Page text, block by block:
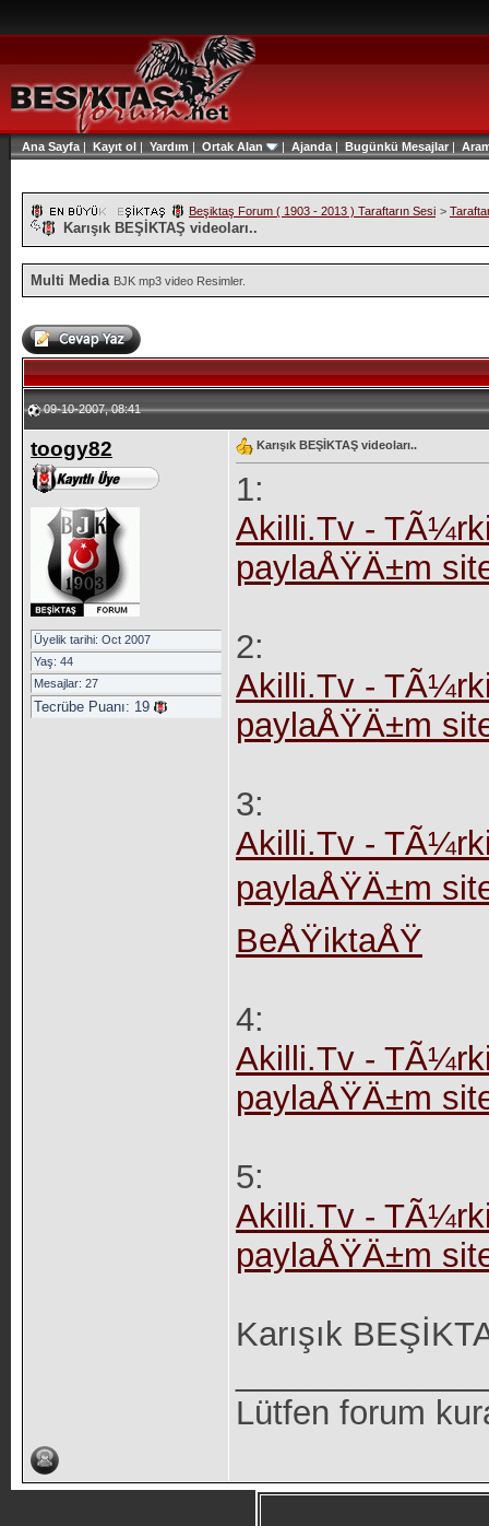
Ana Sayfa | Kayıt ol | Yardım | Ortak Alan | Ajanda | Bugünkü Mesajlar|
Beşiktaş Forum ( 1903 - 2013 ) Taraftarın Sesi >
Karışık BEŞİKTAŞ videoları..
Multi Media BJK mp3 video Resimler.
09-10-2007, 08:41
toogy82
Üyelik tarihi: Oct 2007
Yaş: 44
Mesajlar: 27
Tecrübe Puanı: 19
Karışık BEŞİKTAŞ videoları..
1:
Akilli.Tv -
paylaÅŸÄ±m
2:
Akilli.Tv -
paylaÅŸÄ±m
3:
Akilli.Tv -
paylaÅŸÄ±m
BeÅŸiktaÅŸ
4:
Akilli.Tv -
paylaÅŸÄ±m
5:
Akilli.Tv -
paylaÅŸÄ±m
Karışık
Lütfen forum